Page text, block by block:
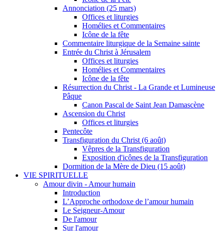
Annonciation (25 mars)
Offices et liturgies
Homélies et Commentaires
Icône de la fête
Commentaire liturgique de la Semaine sainte
Entrée du Christ à Jérusalem
Offices et liturgies
Homélies et Commentaires
Icône de la fête
Résurrection du Christ - La Grande et Lumineuse
Pâque
Canon Pascal de Saint Jean Damascène
Ascension du Christ
Offices et liturgies
Pentecôte
Transfiguration du Christ (6 août)
Vêpres de la Transfiguration
Exposition d'icônes de la Transfiguration
Dormition de la Mère de Dieu (15 août)
VIE SPIRITUELLE
Amour divin - Amour humain
Introduction
L’Approche orthodoxe de l’amour humain
Le Seigneur-Amour
De l'amour
Sur l'amour